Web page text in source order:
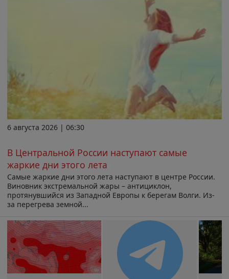
6 августа 2026 | 06:30
В Центральной России наступают самые
жаркие дни этого лета
Самые жаркие дни этого лета наступают в центре России.
Виновник экстремальной жары – антициклон,
протянувшийся из Западной Европы к берегам Волги. Из-
за перегрева земной...